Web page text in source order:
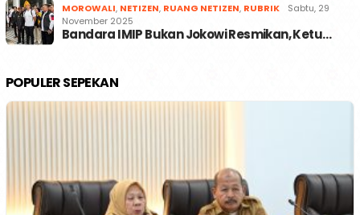
MOROWALI, NETIZEN, RUANG NETIZEN, RUBRIK
Sabtu, 29
November 2025
Bandara IMIP Bukan Jokowi Resmikan, Ketu…
POPULER SEPEKAN